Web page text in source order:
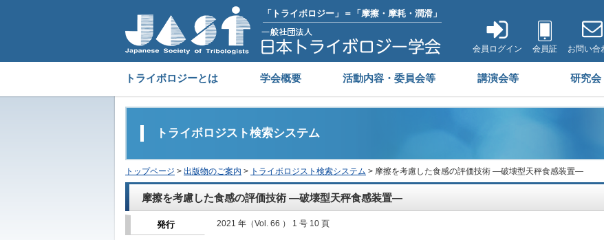
「トライボロジー」＝「摩擦・摩耗・潤滑」
会員ログイン 会員証 お問い合
トライボロジーとは 学会概要 活動内容・委員会等 講演会等 研究会
トライボロジスト検索システム
トップページ > 出版物のご案内 > トライボロジスト検索システム > 摩擦を考慮した食感の評価技術 ―破壊型天秤食感装置―
摩擦を考慮した食感の評価技術 ―破壊型天秤食感装置―
発行 2021 年（Vol. 66 ） 1 号 10 頁